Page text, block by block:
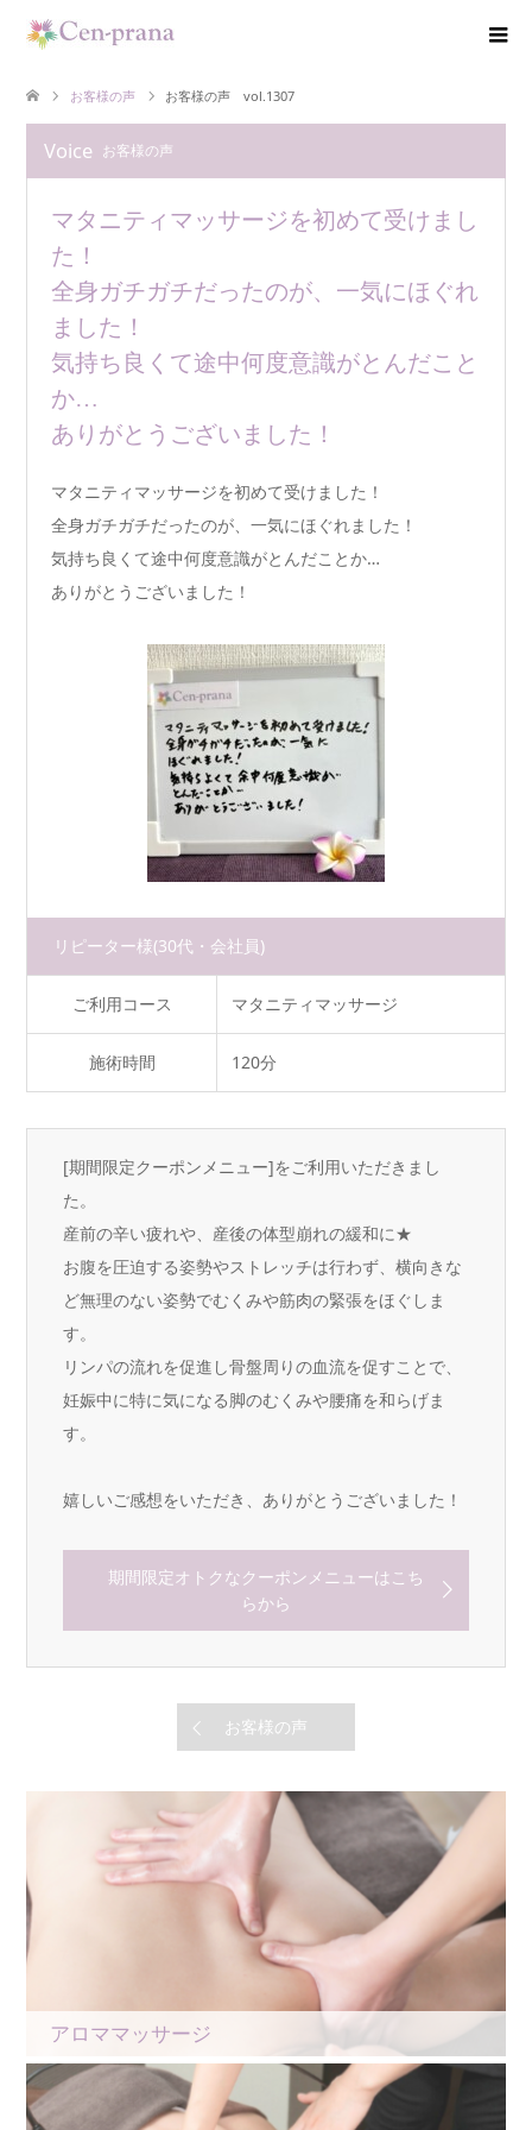
お客様の声 お客様の声 vol.1307
Voice お客様の声
マタニティマッサージを初めて受けまし
た！
全身ガチガチだったのが、一気にほぐれ
ました！
気持ち良くて途中何度意識がとんだこと
か…
ありがとうございました！
マタニティマッサージを初めて受けました！
全身ガチガチだったのが、一気にほぐれました！
気持ち良くて途中何度意識がとんだことか…
ありがとうございました！
リピーター様(30代・会社員)
ご利用コース マタニティマッサージ
施術時間 120分
[期間限定クーポンメニュー]をご利用いただきまし
た。
産前の辛い疲れや、産後の体型崩れの緩和に★
お腹を圧迫する姿勢やストレッチは行わず、横向きな
ど無理のない姿勢でむくみや筋肉の緊張をほぐしま
す。
リンパの流れを促進し骨盤周りの血流を促すことで、
妊娠中に特に気になる脚のむくみや腰痛を和らげま
す。
嬉しいご感想をいただき、ありがとうございました！
期間限定オトクなクーポンメニューはこち
らから
お客様の声
アロママッサージ